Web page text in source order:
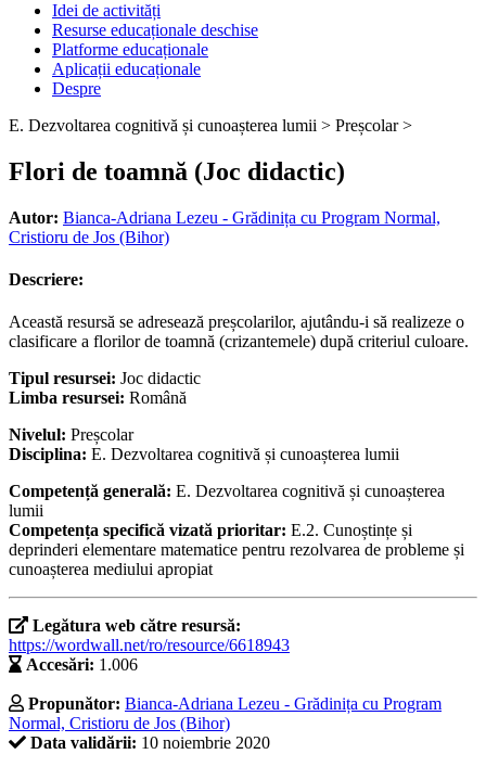
Idei de activități
Resurse educaționale deschise
Platforme educaționale
Aplicații educaționale
Despre
E. Dezvoltarea cognitivă și cunoașterea lumii > Preșcolar >
Flori de toamnă (Joc didactic)
Autor: Bianca-Adriana Lezeu - Grădinița cu Program Normal,
Cristioru de Jos (Bihor)
Descriere:
Această resursă se adresează preșcolarilor, ajutându-i să realizeze o
clasificare a florilor de toamnă (crizantemele) după criteriul culoare.
Tipul resursei: Joc didactic
Limba resursei: Română
Nivelul: Preșcolar
Disciplina: E. Dezvoltarea cognitivă și cunoașterea lumii
Competență generală: E. Dezvoltarea cognitivă și cunoașterea
lumii
Competența specifică vizată prioritar: E.2. Cunoștințe și
deprinderi elementare matematice pentru rezolvarea de probleme și
cunoașterea mediului apropiat
Legătura web către resursă:
https://wordwall.net/ro/resource/6618943
Accesări: 1.006
Propunător: Bianca-Adriana Lezeu - Grădinița cu Program
Normal, Cristioru de Jos (Bihor)
Data validării: 10 noiembrie 2020